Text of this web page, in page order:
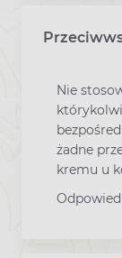
Nie
żadne
kremu u